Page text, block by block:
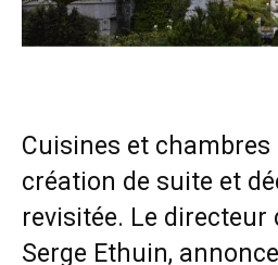
Cuisines et
création de suite et
revisitée. Le directeur
Serge Ethuin,